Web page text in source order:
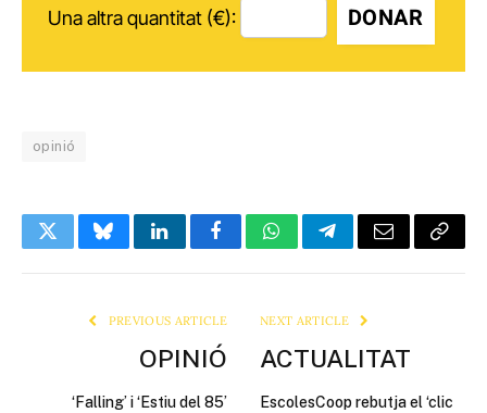
Una altra quantitat (€): DONAR
opinió
TwitterBlueskyLinkedInFacebookWhatsAppTelegramEmail Copy
PREVIOUS ARTICLE
OPINIÓ
‘Falling’ i ‘Estiu del 85’
NEXT ARTICLE
ACTUALITAT
EscolesCoop rebutja el ‘clic